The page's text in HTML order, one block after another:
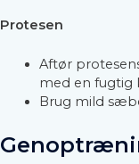
Protesen
Aftør
med en fugtig
Brug mild